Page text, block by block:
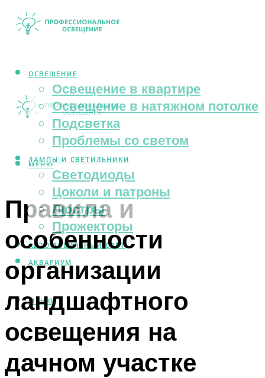
ОСВЕЩЕНИЕ
Освещение в квартире
Освещение в натяжном потолке
Подсветка
Проблемы со светом
ЛАМПЫ И СВЕТИЛЬНИКИ
Светодиоды
Цоколи и патроны
Люстры
Прожекторы
АВТОМОБИЛЬНЫЙ СВЕТ
АКВАРИУМ
МЕНЮ
МЕНЮ
Правила и
особенности
организации
ландшафтного
освещения на
дачном участке